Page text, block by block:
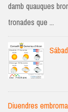
damb quauques
tronades que ...
Diuendres